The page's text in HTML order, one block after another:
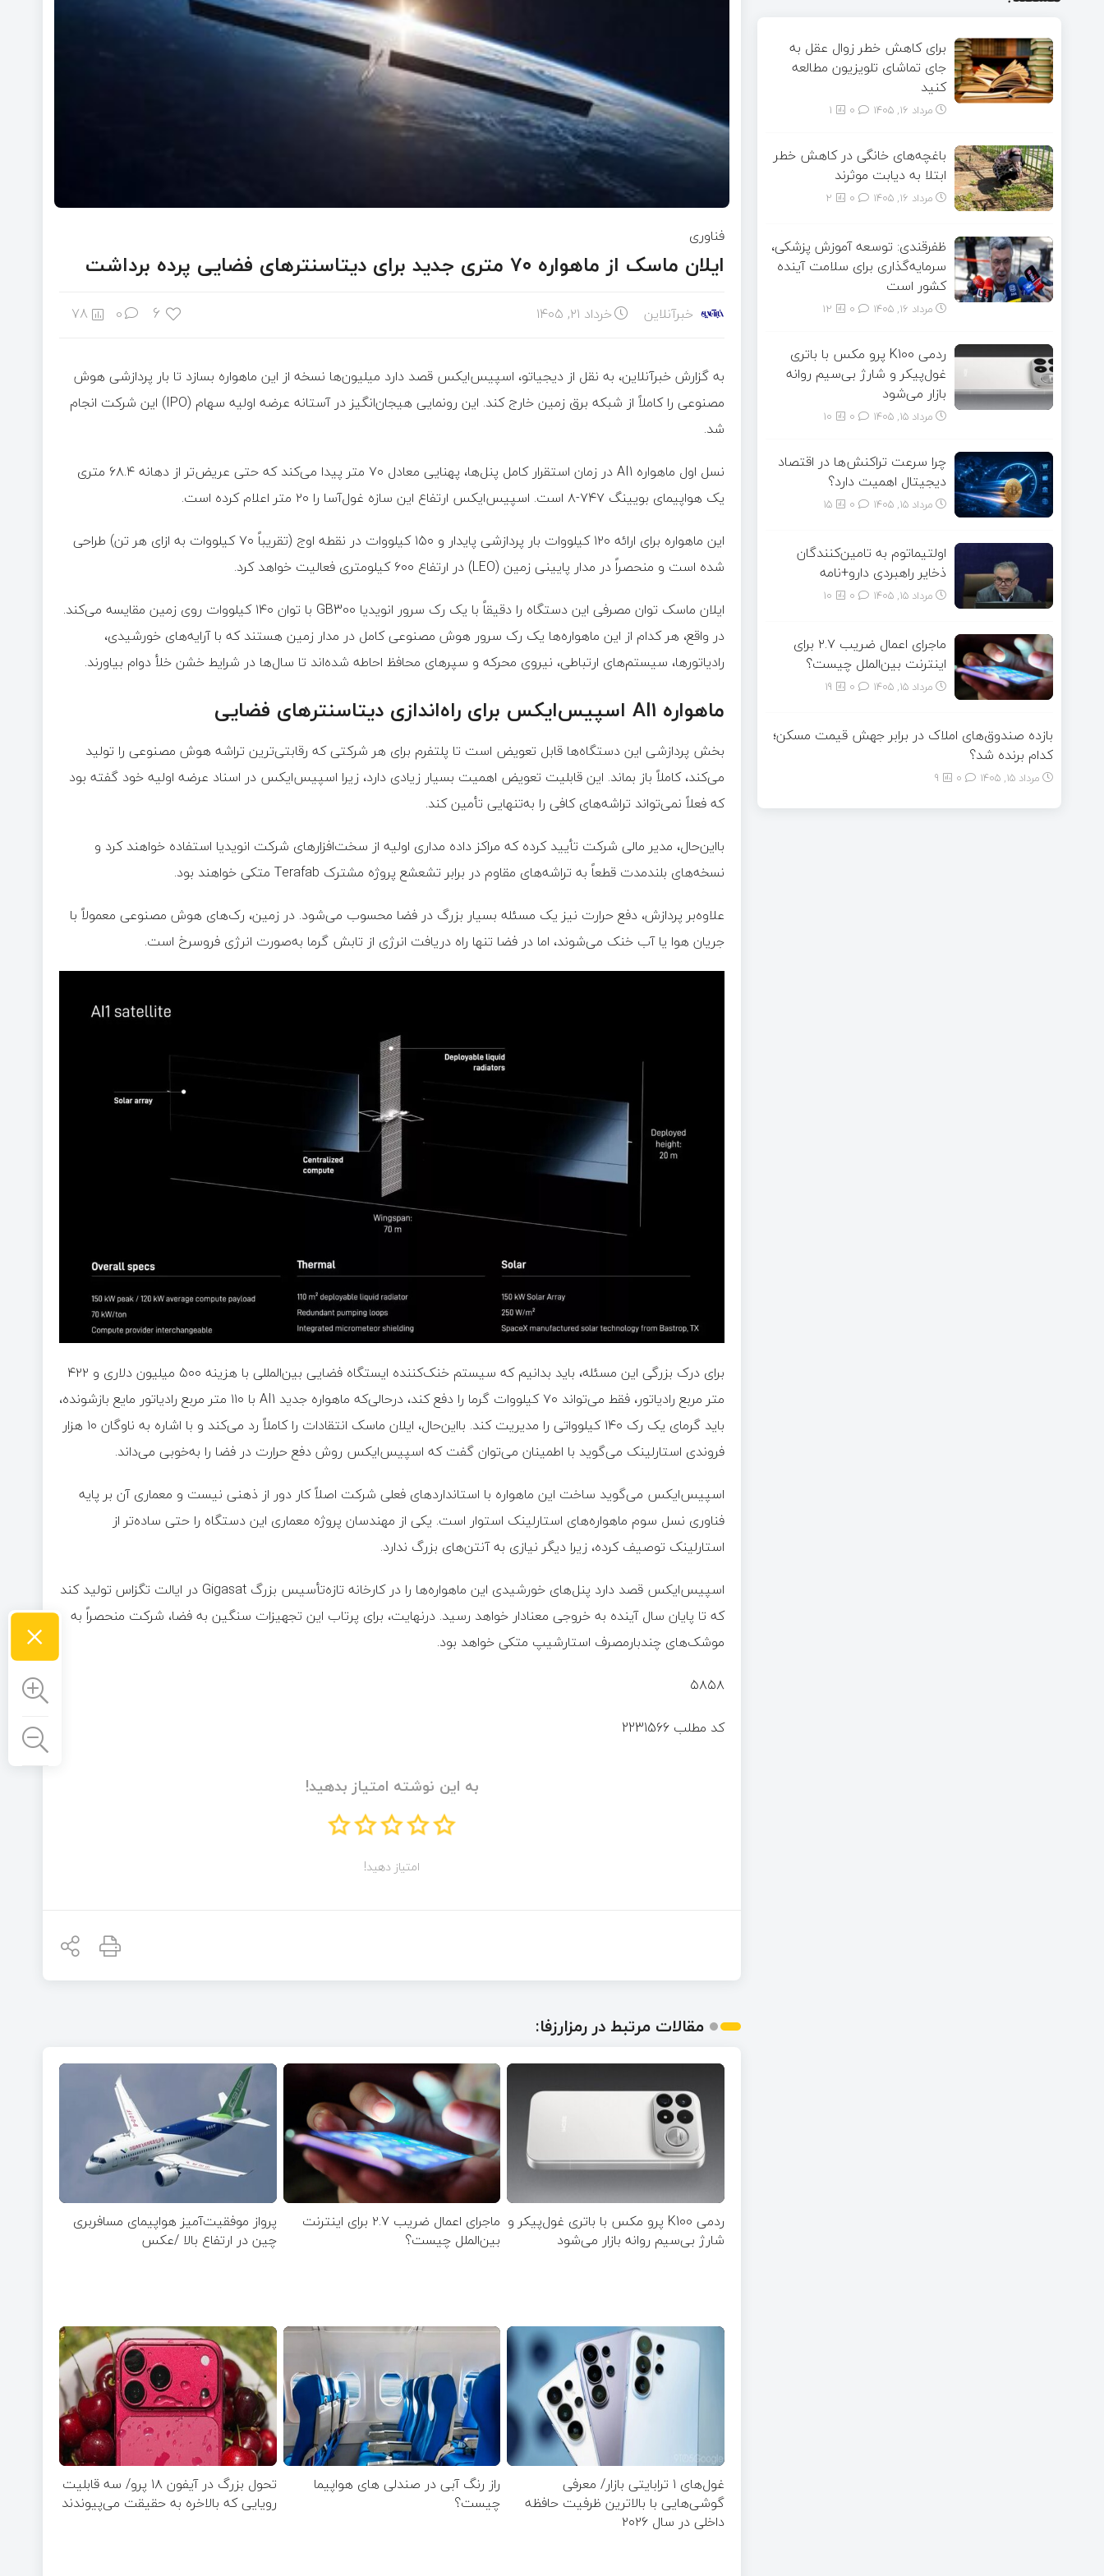
فناوری
ایلان ماسک از ماهواره ۷۰ متری جدید برای دیتاسنترهای فضایی پرده برداشت
خبرآنلاین خرداد ۲۱, ۱۴۰۵ 6
0
78
به گزارش خبرآنلاین، به نقل از دیجیاتو،‌ اسپیس‌ایکس قصد دارد میلیون‌ها نسخه از این ماهواره بسازد تا بار پردازشی هوش
مصنوعی را کاملاً از شبکه برق زمین خارج کند. این رونمایی هیجان‌انگیز در آستانه عرضه اولیه سهام (IPO) این شرکت انجام
شد.
نسل اول ماهواره AI1 در زمان استقرار کامل پنل‌ها، پهنایی معادل ۷۰ متر پیدا می‌کند که حتی عریض‌تر از دهانه ۶۸.۴ متری
یک هواپیمای بویینگ ۷۴۷-۸ است. اسپیس‌ایکس ارتفاع این سازه غول‌آسا را ۲۰ متر اعلام کرده است.
این ماهواره برای ارائه ۱۲۰ کیلووات بار پردازشی پایدار و ۱۵۰ کیلووات در نقطه اوج (تقریباً ۷۰ کیلووات به ازای هر تن) طراحی
شده است و منحصراً در مدار پایینی زمین (LEO) در ارتفاع ۶۰۰ کیلومتری فعالیت خواهد کرد.
ایلان ماسک توان مصرفی این دستگاه را دقیقاً با یک رک سرور انویدیا GB300 با توان ۱۴۰ کیلووات روی زمین مقایسه می‌کند.
در واقع، هر کدام از این ماهواره‌ها یک رک سرور هوش مصنوعی کامل در مدار زمین هستند که با آرایه‌های خورشیدی،
رادیاتورها، سیستم‌های ارتباطی، نیروی محرکه و سپرهای محافظ احاطه شده‌اند تا سال‌ها در شرایط خشن خلأ دوام بیاورند.
ماهواره AI1 اسپیس‌ایکس برای راه‌اندازی دیتاسنترهای فضایی
بخش پردازشی این دستگاه‌ها قابل تعویض است تا پلتفرم برای هر شرکتی که رقابتی‌ترین تراشه هوش مصنوعی را تولید
می‌کند، کاملاً باز بماند. این قابلیت تعویض اهمیت بسیار زیادی دارد، زیرا اسپیس‌ایکس در اسناد عرضه اولیه خود گفته بود
که فعلاً نمی‌تواند تراشه‌های کافی را به‌تنهایی تأمین کند.
بااین‌حال، مدیر مالی شرکت تأیید کرده که مراکز داده مداری اولیه از سخت‌افزارهای شرکت انویدیا استفاده خواهند کرد و
نسخه‌های بلندمدت قطعاً به تراشه‌های مقاوم در برابر تشعشع پروژه مشترک Terafab متکی خواهند بود.
علاوه‌بر پردازش، دفع حرارت نیز یک مسئله بسیار بزرگ در فضا محسوب می‌شود. در زمین، رک‌های هوش مصنوعی معمولاً با
جریان هوا یا آب خنک می‌شوند، اما در فضا تنها راه دریافت انرژی از تابش گرما به‌صورت انرژی فروسرخ است.
برای درک بزرگی این مسئله، باید بدانیم که سیستم خنک‌کننده ایستگاه فضایی بین‌المللی با هزینه ۵۰۰ میلیون دلاری و ۴۲۲
متر مربع رادیاتور، فقط می‌تواند ۷۰ کیلووات گرما را دفع کند، درحالی‌که ماهواره جدید AI1 با ۱۱۰ متر مربع رادیاتور مایع بازشونده،
باید گرمای یک رک ۱۴۰ کیلوواتی را مدیریت کند. بااین‌حال، ایلان ماسک انتقادات را کاملاً رد می‌کند و با اشاره به ناوگان ۱۰ هزار
فروندی استارلینک می‌گوید با اطمینان می‌توان گفت که اسپیس‌ایکس روش دفع حرارت در فضا را به‌خوبی می‌داند.
اسپیس‌ایکس می‌گوید ساخت این ماهواره با استانداردهای فعلی شرکت اصلاً کار دور از ذهنی نیست و معماری آن بر پایه
فناوری نسل سوم ماهواره‌های استارلینک استوار است. یکی از مهندسان پروژه معماری این دستگاه را حتی ساده‌تر از
استارلینک توصیف کرده، زیرا دیگر نیازی به آنتن‌های بزرگ ندارد.
اسپیس‌ایکس قصد دارد پنل‌های خورشیدی این ماهواره‌ها را در کارخانه تازه‌تأسیس بزرگ Gigasat در ایالت تگزاس تولید کند
که تا پایان سال آینده به خروجی معنادار خواهد رسید. درنهایت، برای پرتاب این تجهیزات سنگین به فضا، شرکت منحصراً به
موشک‌های چندبارمصرف استارشیپ متکی خواهد بود.
۵۸۵۸
کد مطلب 2231566
به این نوشته امتیاز بدهید!
امتیاز دهید!
مقالات مرتبط در رمزارزفا:
ردمی K100 پرو مکس با باتری غول‌پیکر و
شارژ بی‌سیم روانه بازار می‌شود
ماجرای اعمال ضریب ۲.۷ برای اینترنت
بین‌الملل چیست؟
پرواز موفقیت‌آمیز هواپیمای مسافربری
چین در ارتفاع بالا /عکس
غول‌های ۱ ترابایتی بازار/ معرفی
گوشی‌هایی با بالاترین ظرفیت حافظه
داخلی در سال ۲۰۲۶
راز رنگ آبی در صندلی های هواپیما
چیست؟
تحول بزرگ در آیفون ۱۸ پرو/ سه قابلیت
رویایی که بالاخره به حقیقت می‌پیوندند
برای کاهش خطر زوال عقل به
جای تماشای تلویزیون مطالعه
کنید
مرداد ۱۶, ۱۴۰۵ 1
باغچه‌های خانگی در کاهش خطر
ابتلا به دیابت موثرند
مرداد ۱۶, ۱۴۰۵ 2
ظفرقندی: توسعه آموزش پزشکی،
سرمایه‌گذاری برای سلامت آینده
کشور است
مرداد ۱۶, ۱۴۰۵ 12
ردمی K100 پرو مکس با باتری
غول‌پیکر و شارژ بی‌سیم روانه
بازار می‌شود
مرداد ۱۵, ۱۴۰۵ 10
چرا سرعت تراکنش‌ها در اقتصاد
دیجیتال اهمیت دارد؟
مرداد ۱۵, ۱۴۰۵ 15
اولتیماتوم به تامین‌کنندگان
ذخایر راهبردی دارو+نامه
مرداد ۱۵, ۱۴۰۵ 10
ماجرای اعمال ضریب ۲.۷ برای
اینترنت بین‌الملل چیست؟
مرداد ۱۵, ۱۴۰۵ 19
بازده صندوق‌های املاک در برابر جهش قیمت مسکن؛
کدام برنده شد؟
مرداد ۱۵, ۱۴۰۵ 9
×